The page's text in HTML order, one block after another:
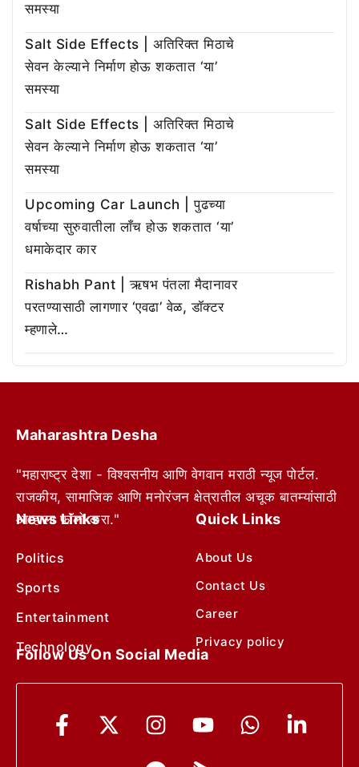
समस्या
Salt Side Effects | अतिरिक्त मिठाचे
सेवन केल्याने निर्माण होऊ शकतात ‘या’
समस्या
Salt Side Effects | अतिरिक्त मिठाचे
सेवन केल्याने निर्माण होऊ शकतात ‘या’
समस्या
Upcoming Car Launch | पुढच्या
वर्षाच्या सुरुवातीला लाँच होऊ शकतात ‘या’
धमाकेदार कार
Rishabh Pant | ऋषभ पंतला मैदानावर
परतण्यासाठी लागणार ‘एवढा’ वेळ, डॉक्टर
म्हणाले…
Maharashtra Desha
"महाराष्ट्र देशा - विश्वसनीय आणि वेगवान मराठी न्यूज पोर्टल.
राजकीय, सामाजिक आणि मनोरंजन क्षेत्रातील अचूक बातम्यांसाठी
आम्हाला फॉलो करा."
News Links
Politics
Sports
Entertainment
Technology
Quick Links
About Us
Contact Us
Career
Privacy policy
Follow Us On Social Media